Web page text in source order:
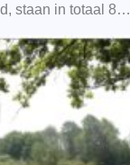
staan in totaal 8…